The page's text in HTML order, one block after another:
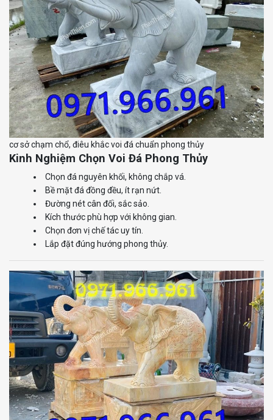
cơ sở chạm chổ, điêu khắc voi đá chuẩn phong thủy
Kinh Nghiệm Chọn Voi Đá Phong Thủy
Chọn đá nguyên khối, không chắp vá.
Bề mặt đá đồng đều, ít rạn nứt.
Đường nét cân đối, sắc sảo.
Kích thước phù hợp với không gian.
Chọn đơn vị chế tác uy tín.
Lắp đặt đúng hướng phong thủy.